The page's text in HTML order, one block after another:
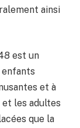
ainsi
est un
et à
les adultes
que la